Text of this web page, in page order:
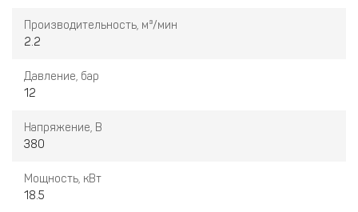
Асинхронный электродвигатель IP23 устойчив к пыли и
влаге, обеспечивает стабильную работу без необходимости
частого обслуживания.
Интегрированный промышленный контроллер управление
мониторинга, обеспечивает защиту и удобство в
эксплуатации.
Производительность, м³/мин
2.2
Давление, бар
12
Напряжение, В
380
Мощность, кВт
18.5